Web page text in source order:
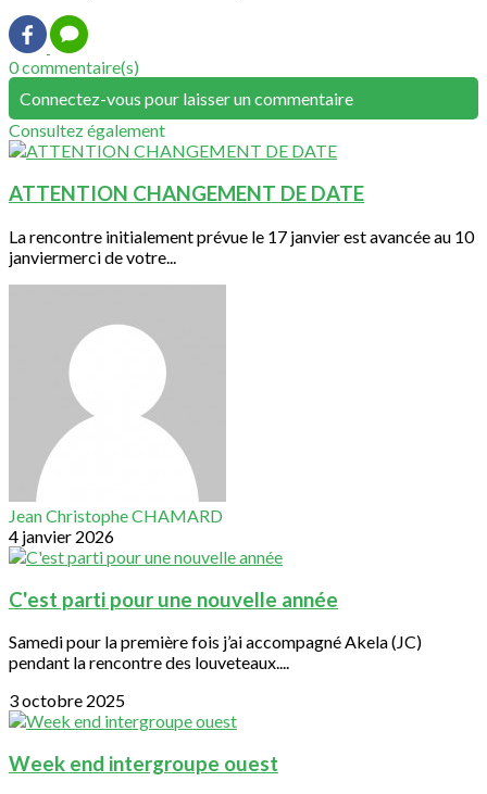
0 commentaire(s)
Connectez-vous pour laisser un commentaire
Consultez également
ATTENTION CHANGEMENT DE DATE
La rencontre initialement prévue le 17 janvier est avancée au 10
janviermerci de votre...
Jean Christophe CHAMARD
4 janvier 2026
C'est parti pour une nouvelle année
Samedi pour la première fois j’ai accompagné Akela (JC)
pendant la rencontre des louveteaux....
3 octobre 2025
Week end intergroupe ouest